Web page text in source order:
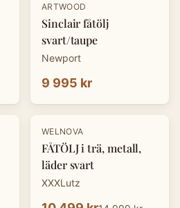
ARTWOOD
Sinclair fåtölj
svart/taupe
Newport
9 995 kr
-30 %
WELNOVA
FÅTÖLJ i trä, metall,
läder svart
XXXLutz